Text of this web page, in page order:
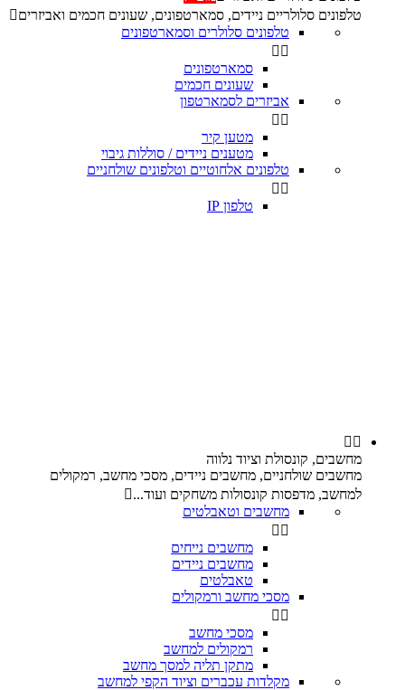
טלפונים סלולריים ניידים, סמארטפונים, שעונים חכמים ואביזרים
טלפונים סלולרים וסמארטפונים
 
סמארטפונים
שעונים חכמים
אביזרים לסמארטפון
 
מטען קיר
מטענים ניידים / סוללות גיבוי
טלפונים אלחוטיים וטלפונים שולחניים
 
טלפון IP
 
מחשבים, קונסולת וציוד נלווה
מחשבים שולחניים, מחשבים ניידים, מסכי מחשב, רמקולים
למחשב, מדפסות קונסולות משחקים ועוד...
מחשבים וטאבלטים
 
מחשבים נייחים
מחשבים ניידים
טאבלטים
מסכי מחשב ורמקולים
 
מסכי מחשב
רמקולים למחשב
מתקן תליה למסך מחשב
מקלדות עכברים וציוד הקפי למחשב